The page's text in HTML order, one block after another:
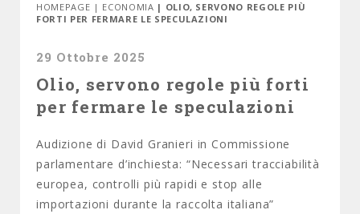
HOMEPAGE | ECONOMIA | OLIO, SERVONO REGOLE PIÙ
FORTI PER FERMARE LE SPECULAZIONI
29 Ottobre 2025
Olio, servono regole più forti
per fermare le speculazioni
Audizione di David Granieri in Commissione
parlamentare d’inchiesta: “Necessari tracciabilità
europea, controlli più rapidi e stop alle
importazioni durante la raccolta italiana”